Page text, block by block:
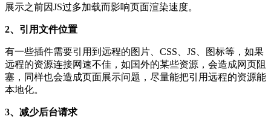
展示之前因JS过多加载而影响页面渲染速度。
2、引用文件位置
有一些插件需要引用到远程的图片、CSS、JS、图标等，如果
远程的资源连接网速不佳，如国外的某些资源，会造成网页阻
塞，同样也会造成页面展示问题，尽量能把引用远程的资源能
本地化。
3、减少后台请求